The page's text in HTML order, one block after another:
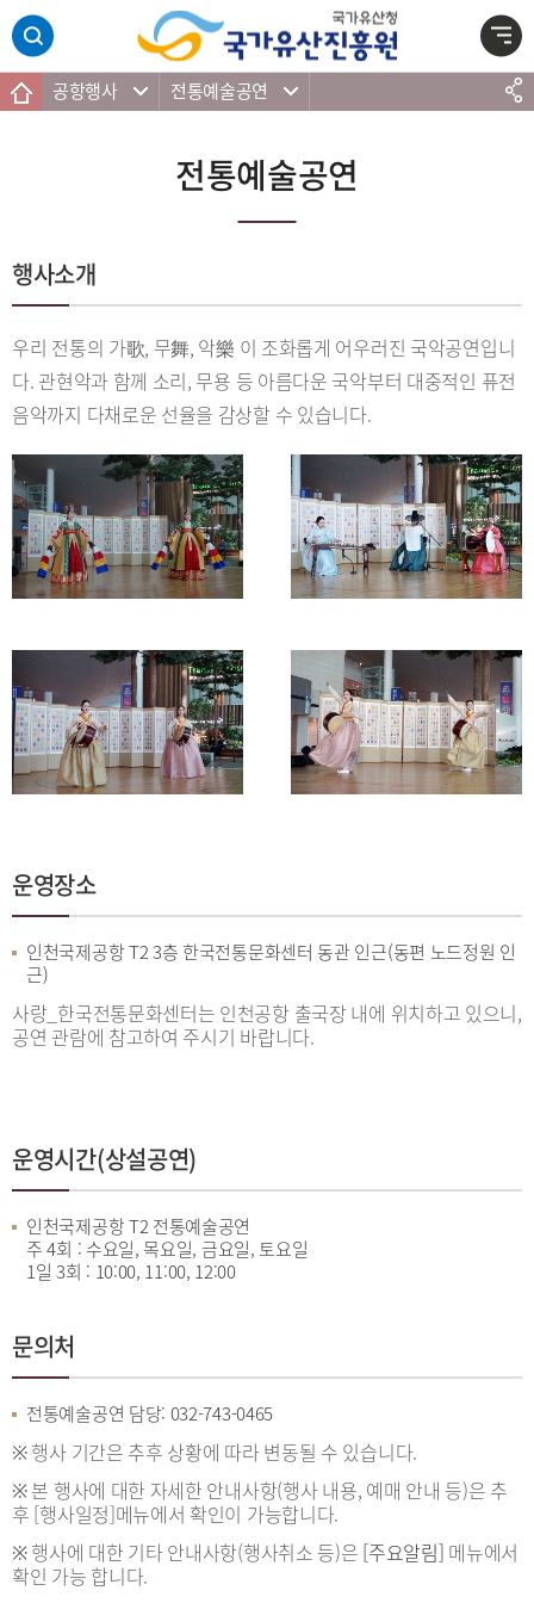
본문 바로가기
주메뉴 바로가기
하단 바로가기
공항행사 전통예술공연
전통예술공연
행사소개
우리 전통의 가歌, 무舞, 악樂 이 조화롭게 어우러진 국악공연입니
다. 관현악과 함께 소리, 무용 등 아름다운 국악부터 대중적인 퓨전
음악까지 다채로운 선율을 감상할 수 있습니다.
운영장소
인천국제공항 T2 3층 한국전통문화센터 동관 인근(동편 노드정원 인
근)
사랑_한국전통문화센터는 인천공항 출국장 내에 위치하고 있으니,
공연 관람에 참고하여 주시기 바랍니다.
운영시간(상설공연)
인천국제공항 T2 전통예술공연
주 4회 : 수요일, 목요일, 금요일, 토요일
1일 3회 : 10:00, 11:00, 12:00
문의처
전통예술공연 담당: 032-743-0465
※ 행사 기간은 추후 상황에 따라 변동될 수 있습니다.
※ 본 행사에 대한 자세한 안내사항(행사 내용, 예매 안내 등)은 추
후 [행사일정]메뉴에서 확인이 가능합니다.
※ 행사에 대한 기타 안내사항(행사취소 등)은 [주요알림] 메뉴에서
확인 가능 합니다.